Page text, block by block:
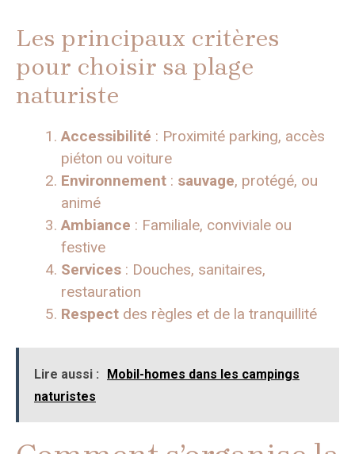
Les principaux critères
pour choisir sa plage
naturiste
Accessibilité : Proximité parking, accès
piéton ou voiture
Environnement : sauvage, protégé, ou
animé
Ambiance : Familiale, conviviale ou
festive
Services : Douches, sanitaires,
restauration
Respect des règles et de la tranquillité
Lire aussi :
Mobil-homes dans les campings
naturistes